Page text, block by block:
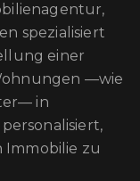
spezialisiert
einer
—wie
in
Immobilie zu